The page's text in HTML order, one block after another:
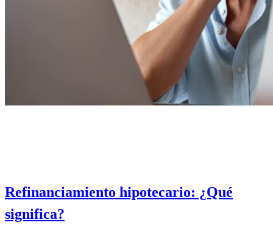
Refinanciamiento hipotecario: ¿Qué
significa?